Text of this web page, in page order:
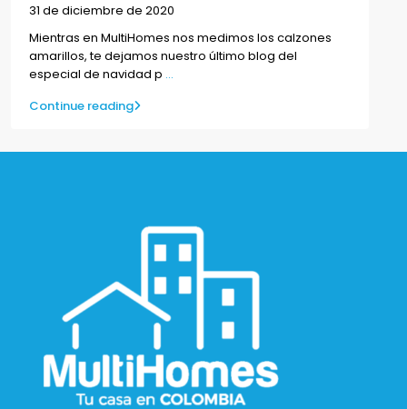
31 de diciembre de 2020
Mientras en MultiHomes nos medimos los calzones
amarillos, te dejamos nuestro último blog del
especial de navidad p ...
Continue reading